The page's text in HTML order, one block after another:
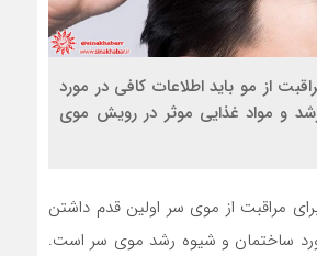
از مو باید اطلاعات کافی در مورد
و مواد غذایی موثر در رویش موی
مراقبت از موی سر اولین قدم داشتن
ساختمان و شیوه رشد موی سر است.